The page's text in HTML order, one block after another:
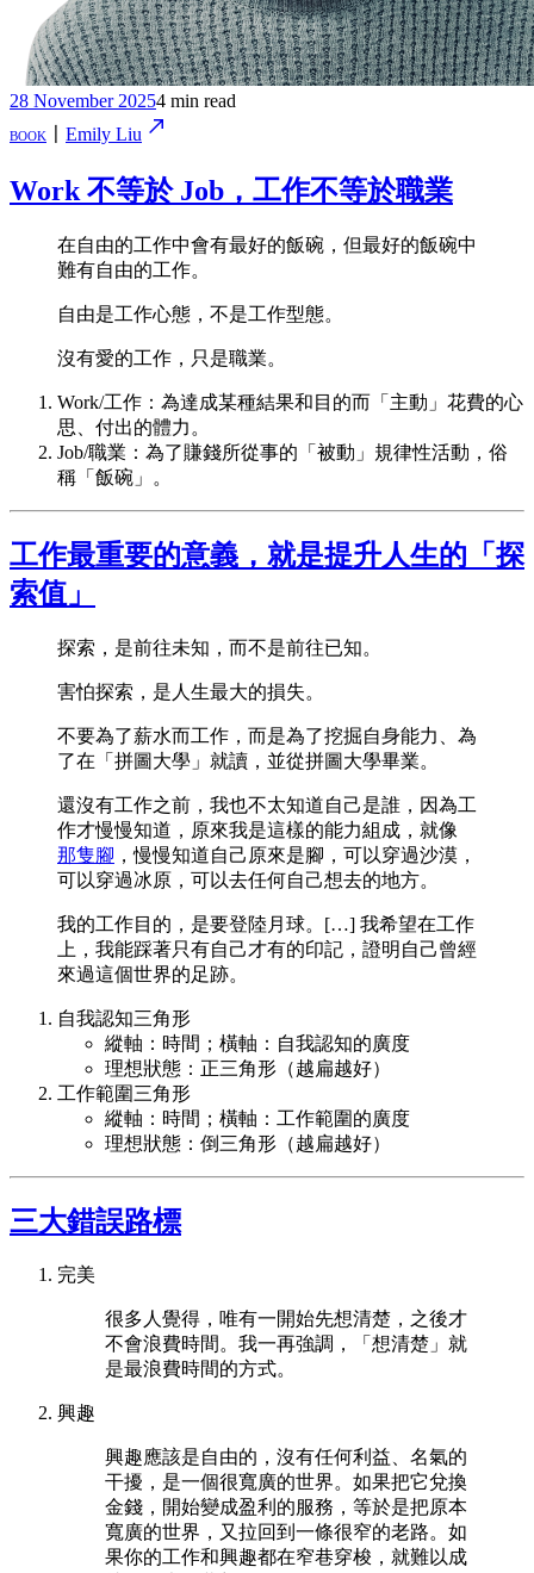
28 November 20254 min read
book
Emily Liu
Work 不等於 Job，工作不等於職業
在自由的工作中會有最好的飯碗，但最好的飯碗中
難有自由的工作。
自由是工作心態，不是工作型態。
沒有愛的工作，只是職業。
Work/工作：為達成某種結果和目的而「主動」花費的心
思、付出的體力。
Job/職業：為了賺錢所從事的「被動」規律性活動，俗
稱「飯碗」。
工作最重要的意義，就是提升人生的「探
索值」
探索，是前往未知，而不是前往已知。
害怕探索，是人生最大的損失。
不要為了薪水而工作，而是為了挖掘自身能力、為
了在「拼圖大學」就讀，並從拼圖大學畢業。
還沒有工作之前，我也不太知道自己是誰，因為工
作才慢慢知道，原來我是這樣的能力組成，就像
那隻腳 ，慢慢知道自己原來是腳，可以穿過沙漠，
可以穿過冰原，可以去任何自己想去的地方。
我的工作目的，是要登陸月球。[…] 我希望在工作
上，我能踩著只有自己才有的印記，證明自己曾經
來過這個世界的足跡。
自我認知三角形
縱軸：時間；橫軸：自我認知的廣度
理想狀態：正三角形（越扁越好）
工作範圍三角形
縱軸：時間；橫軸：工作範圍的廣度
理想狀態：倒三角形（越扁越好）
三大錯誤路標
完美
很多人覺得，唯有一開始先想清楚，之後才
不會浪費時間。我一再強調，「想清楚」就
是最浪費時間的方式。
興趣
興趣應該是自由的，沒有任何利益、名氣的
干擾，是一個很寬廣的世界。如果把它兌換
金錢，開始變成盈利的服務，等於是把原本
寬廣的世界，又拉回到一條很窄的老路。如
果你的工作和興趣都在窄巷穿梭，就難以成